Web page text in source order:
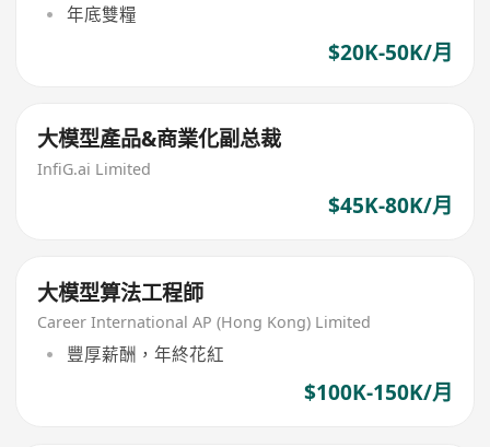
年底雙糧
$20K-50K/月
大模型產品&商業化副总裁
InfiG.ai Limited
$45K-80K/月
大模型算法工程師
Career International AP (Hong Kong) Limited
豐厚薪酬，年終花紅
$100K-150K/月